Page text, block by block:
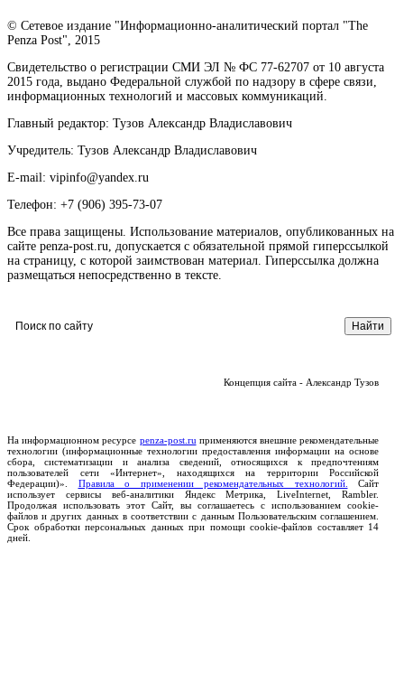
© Сетевое издание "Информационно-аналитический портал "The
Penza Post", 2015
Свидетельство о регистрации СМИ ЭЛ № ФС 77-62707 от 10 августа
2015 года, выдано Федеральной службой по надзору в сфере связи,
информационных технологий и массовых коммуникаций.
Главный редактор: Тузов Александр Владиславович
Учредитель: Тузов Александр Владиславович
E-mail: vipinfo@yandex.ru
Телефон: +7 (906) 395-73-07
Все права защищены. Использование материалов, опубликованных на
сайте penza-post.ru, допускается с обязательной прямой гиперссылкой
на страницу, с которой заимствован материал. Гиперссылка должна
размещаться непосредственно в тексте.
Концепция сайта - Александр Тузов
На информационном ресурсе penza-post.ru применяются внешние рекомендательные
технологии (информационные технологии предоставления информации на основе
сбора, систематизации и анализа сведений, относящихся к предпочтениям
пользователей сети «Интернет», находящихся на территории Российской
Федерации)». Правила о применении рекомендательных технологий.
Сайт
использует сервисы веб-аналитики Яндекс Метрика, LiveInternet, Rambler.
Продолжая использовать этот Сайт, вы соглашаетесь с использованием cookie-
файлов и других данных в соответствии с данным Пользовательским соглашением.
Срок обработки персональных данных при помощи cookie-файлов составляет 14
дней.